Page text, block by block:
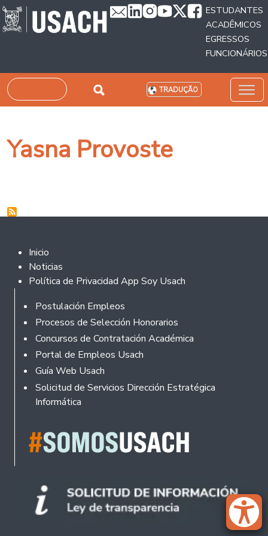
Passar para o conteúdo principal
ESTUDANTES
ACADÊMICOS
EGRESSOS
FUNCIONÁRIOS
Pesquisar TRADUÇÃO
Yasna Provoste
Footer 2
Inicio
Noticias
Política de Privacidad App Soy Usach
Rodapé
Postulación Empleos
Procesos de Selección Honorarios
Concursos de Contratación Académica
Portal de Empleos Usach
Guía Web Usach
Solicitud de Servicios Dirección Estratégica
Informática